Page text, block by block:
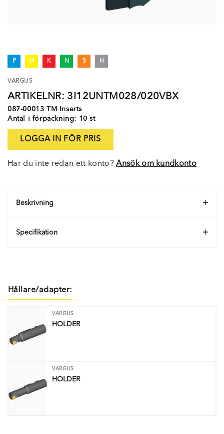
P M K N S H
VARGUS
ARTIKELNR: 3I12UNTM028/020VBX
087-00013 TM Inserts
Antal i förpackning: 10 st
LOGGA IN FÖR PRIS
Har du inte redan ett konto?Ansök om kundkonto
Beskrivning
Specifikation
Hållare/adapter:
VARGUS
HOLDER
VARGUS
HOLDER